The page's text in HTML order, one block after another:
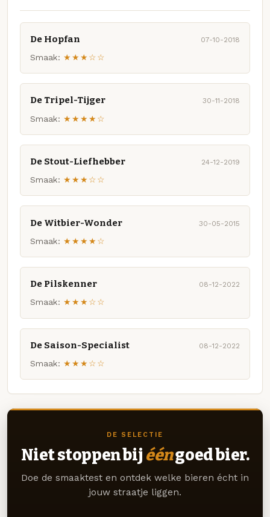
De Hopfan 07-10-2018
Smaak: ★★★☆☆
De Tripel-Tijger 30-11-2018
Smaak: ★★★★☆
De Stout-Liefhebber 24-12-2019
Smaak: ★★★☆☆
De Witbier-Wonder 30-05-2015
Smaak: ★★★★☆
De Pilskenner 08-12-2022
Smaak: ★★★☆☆
De Saison-Specialist 08-12-2022
Smaak: ★★★☆☆
DE SELECTIE
Niet stoppen bij ééngoed bier.
Doe de smaaktest en ontdek welke bieren écht in
jouw straatje liggen.